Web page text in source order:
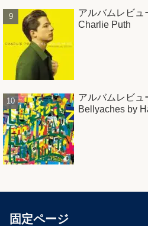
アルバムレビュ
Charlie Puth
アルバムレビュ
Bellyaches by
固定ページ